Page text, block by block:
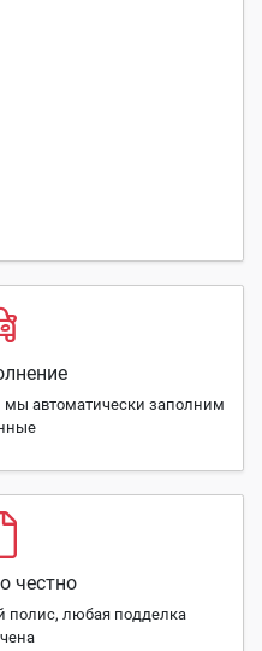
мы автоматически заполним
честно
полис, любая подделка